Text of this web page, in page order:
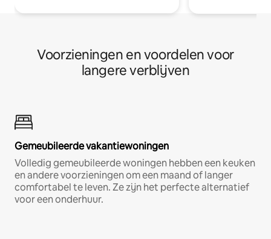
Voorzieningen en voordelen voor
langere verblijven
Gemeubileerde vakantiewoningen
Volledig gemeubileerde woningen hebben een keuken
en andere voorzieningen om een maand of langer
comfortabel te leven. Ze zijn het perfecte alternatief
voor een onderhuur.